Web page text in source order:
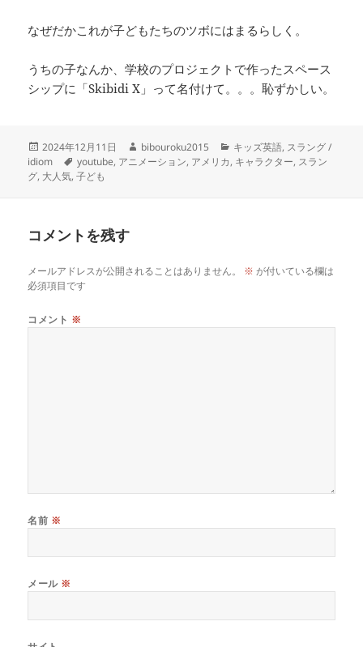
なぜだかこれが子どもたちのツボにはまるらしく。
うちの子なんか、学校のプロジェクトで作ったスペース
シップに「Skibidi X」って名付けて。。。恥ずかしい。
投
稿
日:
2024年12月11日
作
成
bibouroku2015
カ
テ
キッズ英語, スラング /
idiom
タ
グ
youtube, アニメーション, アメリカ, キャラクター, スラン
グ, 大人気,子ども
コメントを残す
メールアドレスが公開されることはありません。 ※ が付いている欄は
必須項目です
コメント ※
名前 ※
メール ※